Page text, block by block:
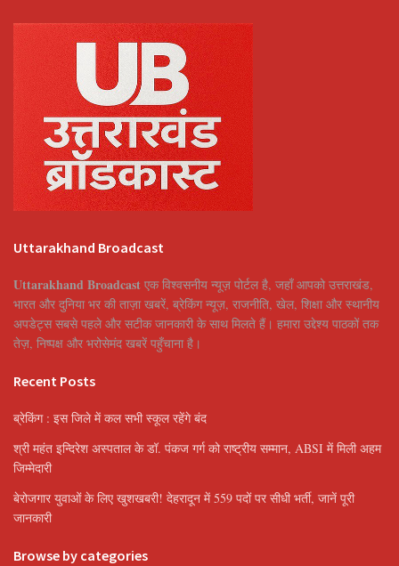
Uttarakhand Broadcast
Uttarakhand Broadcast एक विश्वसनीय न्यूज़ पोर्टल है, जहाँ आपको उत्तराखंड,
भारत और दुनिया भर की ताज़ा खबरें, ब्रेकिंग न्यूज़, राजनीति, खेल, शिक्षा और स्थानीय
अपडेट्स सबसे पहले और सटीक जानकारी के साथ मिलते हैं। हमारा उद्देश्य पाठकों तक
तेज़, निष्पक्ष और भरोसेमंद खबरें पहुँचाना है।
Recent Posts
ब्रेकिंग : इस जिले में कल सभी स्कूल रहेंगे बंद
श्री महंत इन्दिरेश अस्पताल के डॉ. पंकज गर्ग को राष्ट्रीय सम्मान, ABSI में मिली अहम
जिम्मेदारी
बेरोजगार युवाओं के लिए खुशखबरी! देहरादून में 559 पदों पर सीधी भर्ती, जानें पूरी
जानकारी
Browse by categories